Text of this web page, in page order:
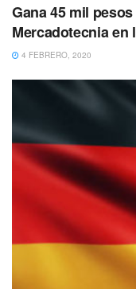
Gana 45 mil
Mercadotecnia en
4 FEBRERO, 2020